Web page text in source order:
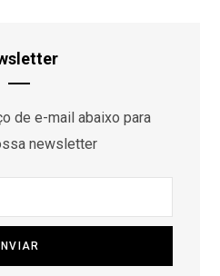
de e-mail abaixo para
newsletter